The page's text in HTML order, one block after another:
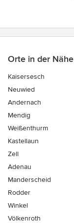
Orte in der Nähe
Kaisersesch
Neuwied
Andernach
Mendig
Weißenthurm
Kastellaun
Zell
Adenau
Manderscheid
Rodder
Winkel
Völkenroth